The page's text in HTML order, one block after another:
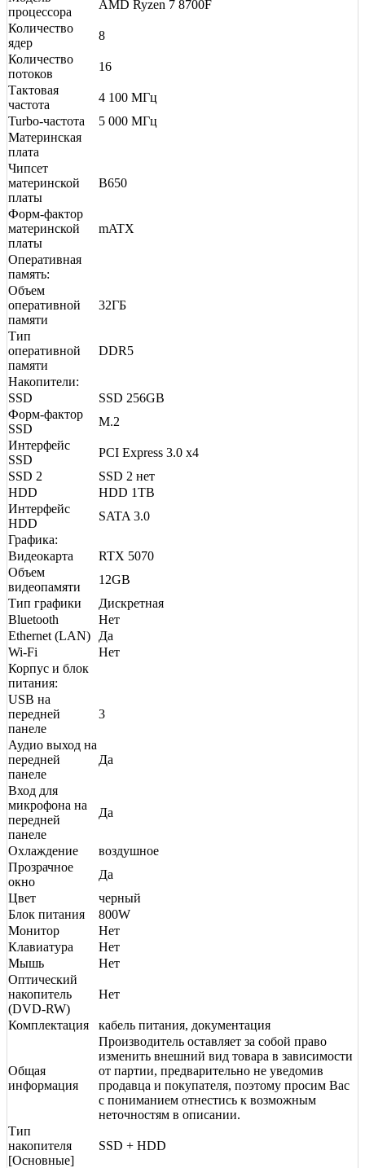
процессора
AMD Ryzen 7 8700F
Количество
ядер
8
Количество
потоков
16
Тактовая
частота
4 100 МГц
Turbo-частота
5 000 МГц
Материнская
плата
Чипсет
материнской
платы
B650
Форм-фактор
материнской
платы
mATX
Оперативная
память:
Объем
оперативной
памяти
32ГБ
Тип
оперативной
памяти
DDR5
Накопители:
SSD
SSD 256GB
Форм-фактор
SSD
M.2
Интерфейс
SSD
PCI Express 3.0 x4
SSD 2
SSD 2 нет
HDD
HDD 1TB
Интерфейс
HDD
SATA 3.0
Графика:
Видеокарта
RTX 5070
Объем
видеопамяти
12GB
Тип графики
Дискретная
Bluetooth
Нет
Ethernet (LAN)
Да
Wi-Fi
Нет
Корпус и блок
питания:
USB на
передней
панеле
3
Аудио выход на
передней
панеле
Да
Вход для
микрофона на
передней
панеле
Да
Охлаждение
воздушное
Прозрачное
окно
Да
Цвет
черный
Блок питания
800W
Монитор
Нет
Клавиатура
Нет
Мышь
Нет
Оптический
накопитель
(DVD-RW)
Нет
Комплектация кабель питания, документация
Общая
информация
Производитель оставляет за собой право
изменить внешний вид товара в зависимости
от партии, предварительно не уведомив
продавца и покупателя, поэтому просим Вас
с пониманием отнестись к возможным
неточностям в описании.
Тип
накопителя
[Основные]
SSD + HDD